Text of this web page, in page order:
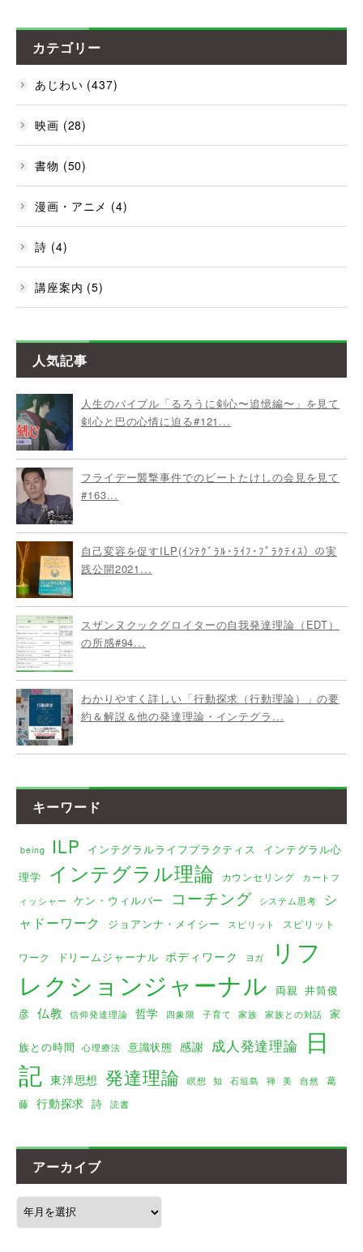
カテゴリー
あじわい (437)
映画 (28)
書物 (50)
漫画・アニメ (4)
詩 (4)
講座案内 (5)
人気記事
人生のバイブル「るろうに剣心〜追憶編〜」を見て
剣心と巴の心情に迫る#121...
フライデー襲撃事件でのビートたけしの会見を見て
#163...
自己変容を促すILP(ｲﾝﾃｸﾞﾗﾙ･ﾗｲﾌ･ﾌﾟﾗｸﾃｨｽ）の実
践公開2021...
スザンヌクックグロイターの自我発達理論（EDT）
の所感#94...
わかりやすく詳しい「行動探求（行動理論）」の要
約＆解説＆他の発達理論・インテグラ...
キーワード
being ILP インテグラルライフプラクティス
インテグラル心
理学
インテグラル理論 カウンセリング
カートフ
ィッシャー
ケン・ウィルバー コーチング システム思考
シ
ャドーワーク
ジョアンナ・メイシー スピリット スピリット
ワーク ドリームジャーナル ボディワーク ヨガ
リフ
レクションジャーナル 両親 井筒俊
彦 仏教 信仰発達理論 哲学 四象限 子育て 家族 家族との対話 家
族との時間 心理療法 意識状態 感謝 成人発達理論
日
記 東洋思想 発達理論 瞑想 知 石垣島 禅 美 自然
葛
藤 行動探求 詩 読書
アーカイブ